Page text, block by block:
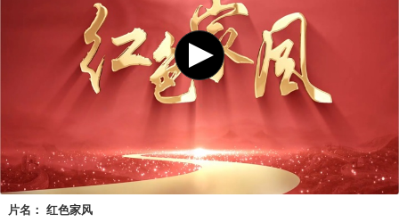
片名： 红色家风